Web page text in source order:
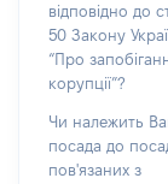
відповідно до
50 Закону
“Про
корупції”?
Чи належить
посада до
пов'язаних з